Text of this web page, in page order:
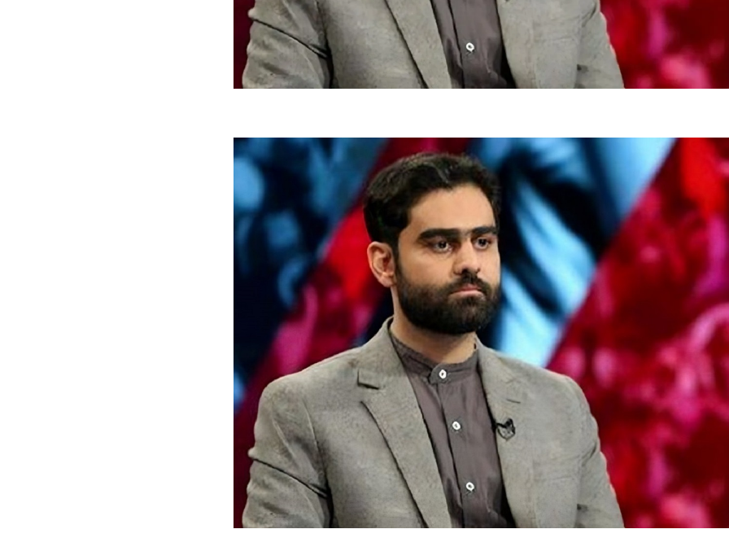
فضاپیمای «استارشیپ» ایلان ماسک
چیست؟
حدید ۱۱۰؛ نسخه سریع‌تر، پنهان‌کارتر و
مرگبارتر پهپادهای ایرانی | پهپاد انتحاری
جدید ایران چیست؟
هواپیمای مرموز E-11A BACN چیست؟
ناشناس که
مرگ دلخراش دختر ۱۸ ساله بر اثر برق
گرفتگی
واژگونی مرگبار سمند در اصفهان | ۴ نفر
کشته شدند
عکس| ماجرای کشف جسد ناشناس که
توسط حیوانات خورده شد